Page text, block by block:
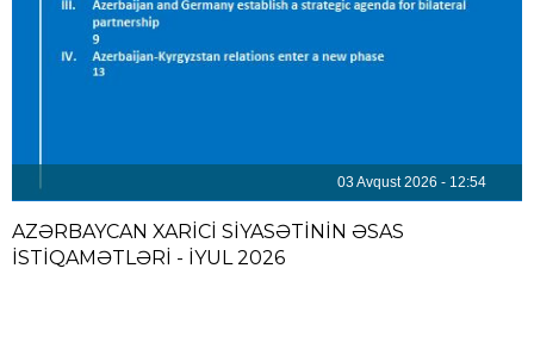
03 Avqust 2026 - 12:54
AZƏRBAYCAN XARİCİ SİYASƏTİNİN ƏSAS
İSTİQAMƏTLƏRİ - İYUL 2026